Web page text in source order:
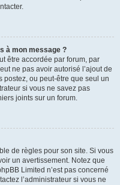
à mon message ?
être accordée par forum, par
ne pas avoir autorisé l’ajout de
ou peut-être que seul un
si vous ne savez pas
joints sur un forum.
de règles pour son site. Si vous
un avertissement. Notez que
Limited n’est pas concerné
l’administrateur si vous ne